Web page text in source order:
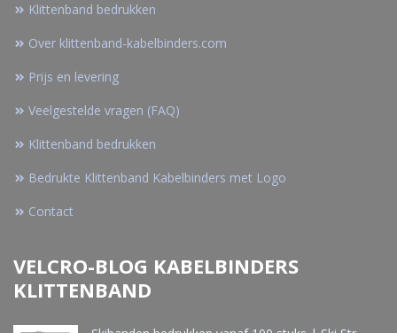
Klittenband bedrukken
Over klittenband-kabelbinders.com
Prijs en levering
Veelgestelde vragen (FAQ)
Klittenband bedrukken
Bedrukte Klittenband Kabelbinders met Logo
Contact
VELCRO-BLOG KABELBINDERS
KLITTENBAND